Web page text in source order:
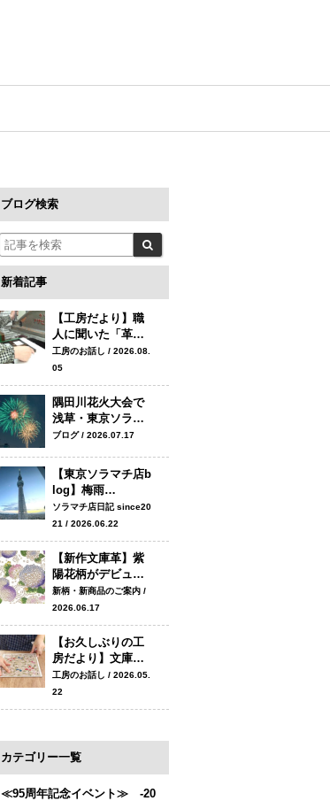
ブログ検索
新着記事
【工房だより】職
人に聞いた「革…
工房のお話し / 2026.08.
05
隅田川花火大会で
浅草・東京ソラ…
ブログ / 2026.07.17
【東京ソラマチ店b
log】梅雨…
ソラマチ店日記 since20
21 / 2026.06.22
【新作文庫革】紫
陽花柄がデビュ…
新柄・新商品のご案内 /
2026.06.17
【お久しぶりの工
房だより】文庫…
工房のお話し / 2026.05.
22
カテゴリー一覧
≪95周年記念イベント≫ -20